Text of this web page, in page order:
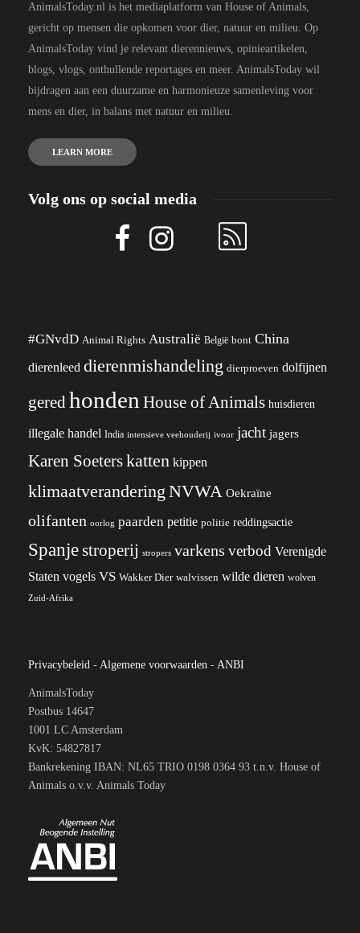
AnimalsToday.nl is het mediaplatform van House of Animals,
gericht op mensen die opkomen voor dier, natuur en milieu. Op
AnimalsToday vind je relevant dierennieuws, opinieartikelen,
blogs, vlogs, onthullende reportages en meer. AnimalsToday wil
bijdragen aan een duurzame en harmonieuze samenleving voor
mens en dier, in balans met natuur en milieu.
LEARN MORE
Volg ons op social media
#GNvdD Animal Rights Australië België bont China
dierenleed dierenmishandeling dierproeven dolfijnen
geredhonden House of Animals huisdieren
illegale handel India intensieve veehouderij ivoor jacht jagers
Karen Soeterskatten kippen
klimaatverandering NVWA Oekraïne
olifanten oorlog paarden petitie politie reddingsactie
Spanjestroperij stropers varkens verbod Verenigde
Staten vogels VS Wakker Dier walvissen wilde dieren wolven
Zuid-Afrika
Privacybeleid - Algemene voorwaarden - ANBI
AnimalsToday
Postbus 14647
1001 LC Amsterdam
KvK: 54827817
Bankrekening IBAN: NL65 TRIO 0198 0364 93 t.n.v. House of
Animals o.v.v. Animals Today